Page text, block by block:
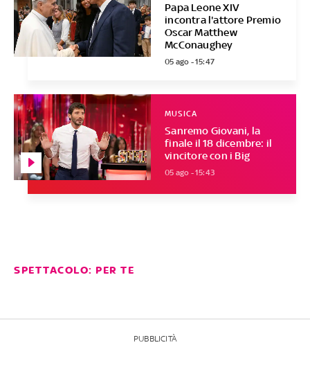
Papa Leone XIV
incontra l'attore Premio
Oscar Matthew
McConaughey
05 ago - 15:47
Sanremo Giovani, la
finale il 18 dicembre: il
vincitore con i Big
MUSICA
05 ago - 15:43
SPETTACOLO: PER TE
PUBBLICITÀ